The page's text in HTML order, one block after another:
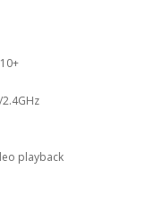
playback